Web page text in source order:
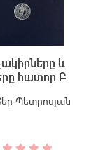
և
հատոր Բ
Պետրոսյան